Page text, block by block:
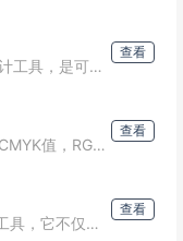
即时设计是一款在线可协作的UI设计工具，是可协作的在线sketch、国内版figma，拥有海量的设计资源与素材，支持导入sketch格式的源文件。支持创建交互原型、获取设计标注、快速切图、团队协作等工
查看
提供各种中国的传统颜色的名称，CMYK值，RGB值，16进制表示。AI制作中国色图片和视频
查看
PixPinApp是一款功能强大的截图工具，它不仅支持基础的截图功能，还提供了贴图、长截图、文字识别、标注等高级功能，旨在帮助用户提高工作和学习的效率。主要功能截图：支持自由选择区域或自动探
查看